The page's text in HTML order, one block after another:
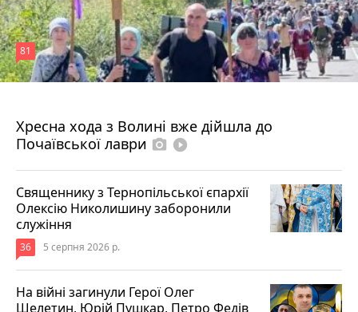
Хресна хода з Волині вже дійшла до
Почаївської лаври photo_camera play_circle_filled
81
Священнику з Тернопільської єпархії
Олексію Николишину заборонили
служіння
36 5 серпня 2026 р.
На війні загинули Герої Олег
Шелетин, Юрій Пушкар, Петро Федів